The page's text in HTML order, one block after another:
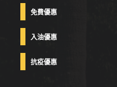
免費優惠
入油優惠
抗疫優惠